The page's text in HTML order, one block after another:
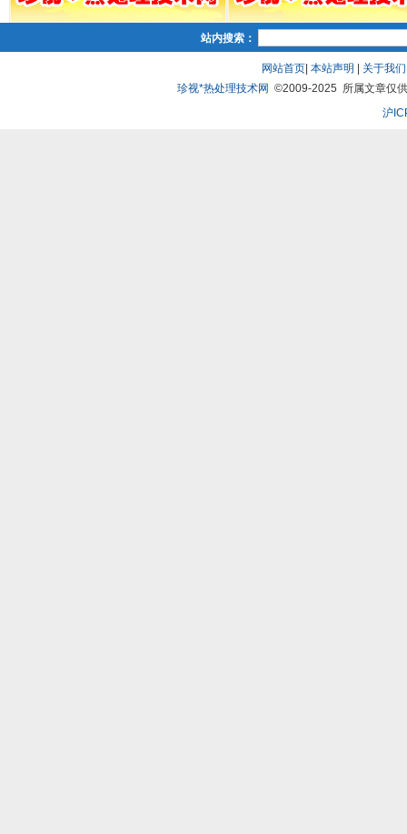
站内搜索：
网站首页| 本站声明 关于我们
珍视*热处理技术网 ©2009-2025 所属文章仅
沪